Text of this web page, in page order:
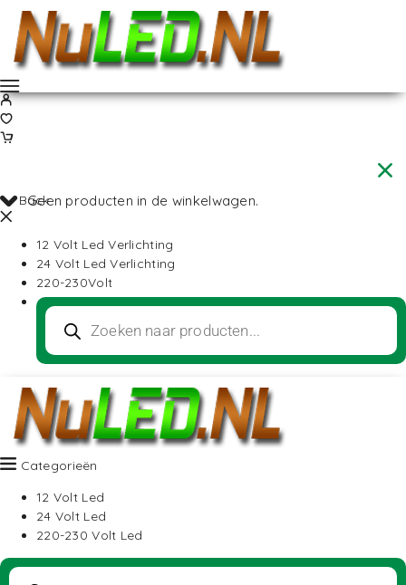
Geen producten in de winkelwagen.
Back
12 Volt Led Verlichting
24 Volt Led Verlichting
220-230Volt
Categorieën
12 Volt Led
24 Volt Led
220-230 Volt Led